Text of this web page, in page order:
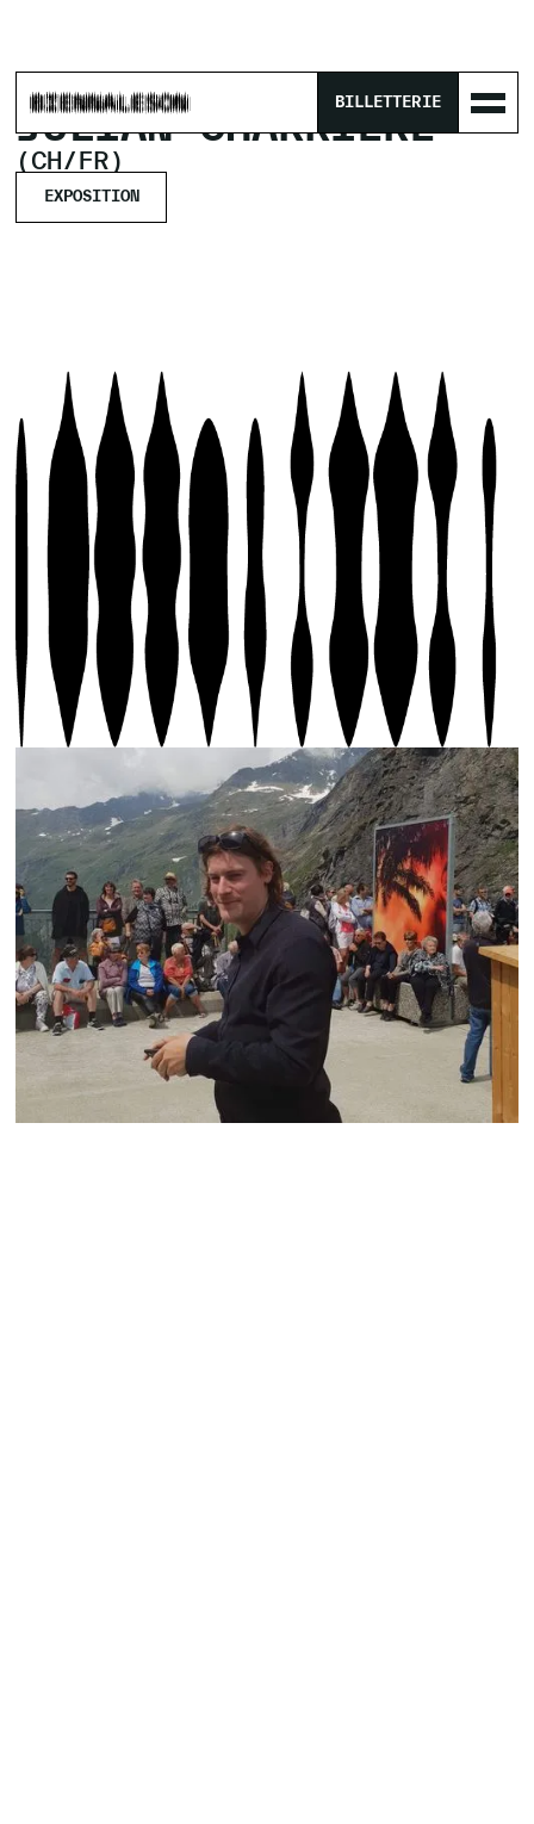
BILLETTERIE
ACCUEIL /JULIAN CHARRIÈRE
JULIAN CHARRIÈRE
(CH/FR)
EXPOSITION
Photo 1 Julian Charrière, portrait © Biennale Son |
Photo 2 Julian Charrière, On the Edge (2016), Église
des Jésuites, Sion 2023, © Biennale Son, photo FI'NI
Stud
EXPOSITION